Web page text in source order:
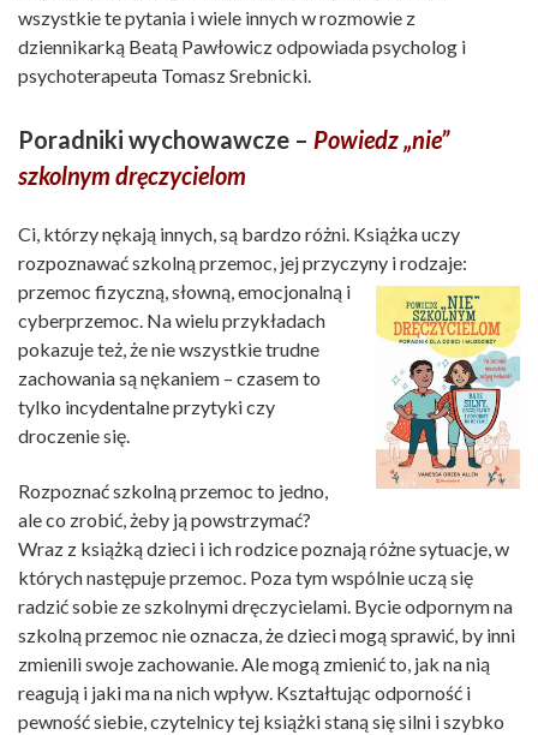
wszystkie te pytania i wiele innych w rozmowie z
dziennikarką Beatą Pawłowicz odpowiada psycholog i
psychoterapeuta Tomasz Srebnicki.
Poradniki wychowawcze – Powiedz „nie”
szkolnym dręczycielom
Ci, którzy nękają innych, są bardzo różni. Książka uczy
rozpoznawać szkolną przemoc, jej przyczyny i rodzaje:
przemoc fizyczną, słowną,emocjonalną i
cyberprzemoc. Na wielu przykładach
pokazuje też, że nie wszystkie trudne
zachowania są nękaniem – czasem to
tylko incydentalne przytyki czy
droczenie się.
Rozpoznać szkolną przemoc to jedno,
ale co zrobić, żeby ją powstrzymać?
Wraz z książką dzieci i ich rodzice poznają różne sytuacje, w
których następuje przemoc. Poza tym wspólnie uczą się
radzić sobie ze szkolnymi dręczycielami. Bycie odpornym na
szkolną przemoc nie oznacza, że dzieci mogą sprawić, by inni
zmienili swoje zachowanie. Ale mogą zmienić to, jak na nią
reagują i jaki ma na nich wpływ. Kształtując odporność i
pewność siebie, czytelnicy tej książki staną się silni i szybko